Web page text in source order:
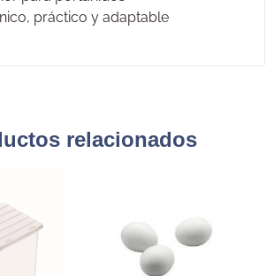
práctico y adaptable
relacionados